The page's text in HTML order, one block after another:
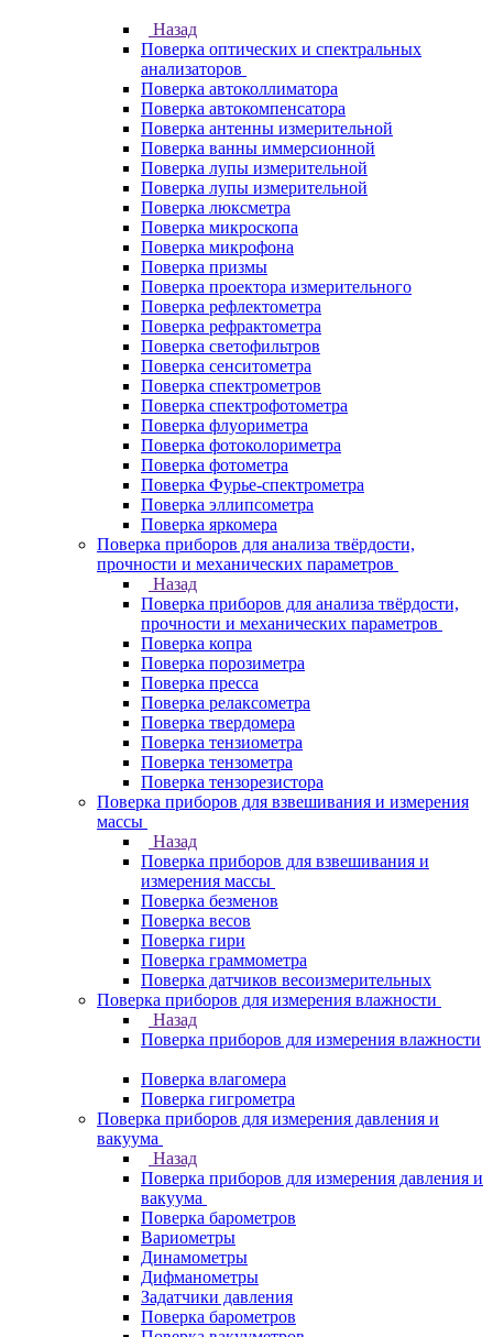
Назад
Поверка оптических и спектральных
анализаторов
Поверка автоколлиматора
Поверка автокомпенсатора
Поверка антенны измерительной
Поверка ванны иммерсионной
Поверка лупы измерительной
Поверка лупы измерительной
Поверка люксметра
Поверка микроскопа
Поверка микрофона
Поверка призмы
Поверка проектора измерительного
Поверка рефлектометра
Поверка рефрактометра
Поверка светофильтров
Поверка сенситометра
Поверка спектрометров
Поверка спектрофотометра
Поверка флуориметра
Поверка фотоколориметра
Поверка фотометра
Поверка Фурье-спектрометра
Поверка эллипсометра
Поверка яркомера
Поверка приборов для анализа твёрдости,
прочности и механических параметров
Назад
Поверка приборов для анализа твёрдости,
прочности и механических параметров
Поверка копра
Поверка порозиметра
Поверка пресса
Поверка релаксометра
Поверка твердомера
Поверка тензиометра
Поверка тензометра
Поверка тензорезистора
Поверка приборов для взвешивания и измерения
массы
Назад
Поверка приборов для взвешивания и
измерения массы
Поверка безменов
Поверка весов
Поверка гири
Поверка граммометра
Поверка датчиков весоизмерительных
Поверка приборов для измерения влажности
Назад
Поверка приборов для измерения влажности
Поверка влагомера
Поверка гигрометра
Поверка приборов для измерения давления и
вакуума
Назад
Поверка приборов для измерения давления и
вакуума
Поверка барометров
Вариометры
Динамометры
Дифманометры
Задатчики давления
Поверка барометров